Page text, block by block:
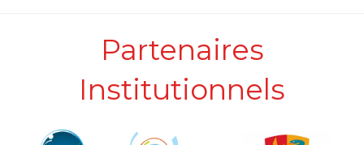
Partenaires
Institutionnels